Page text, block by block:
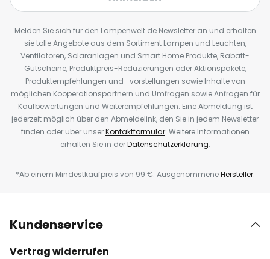
Melden Sie sich für den Lampenwelt.de Newsletter an und erhalten
sie tolle Angebote aus dem Sortiment Lampen und Leuchten,
Ventilatoren, Solaranlagen und Smart Home Produkte, Rabatt-
Gutscheine, Produktpreis-Reduzierungen oder Aktionspakete,
Produktempfehlungen und -vorstellungen sowie Inhalte von
möglichen Kooperationspartnern und Umfragen sowie Anfragen für
Kaufbewertungen und Weiterempfehlungen. Eine Abmeldung ist
jederzeit möglich über den Abmeldelink, den Sie in jedem Newsletter
finden oder über unserKontaktformular. Weitere Informationen
erhalten Sie in derDatenschutzerklärung.
*Ab einem Mindestkaufpreis von 99 €. AusgenommeneHersteller.
Kundenservice
Vertrag widerrufen